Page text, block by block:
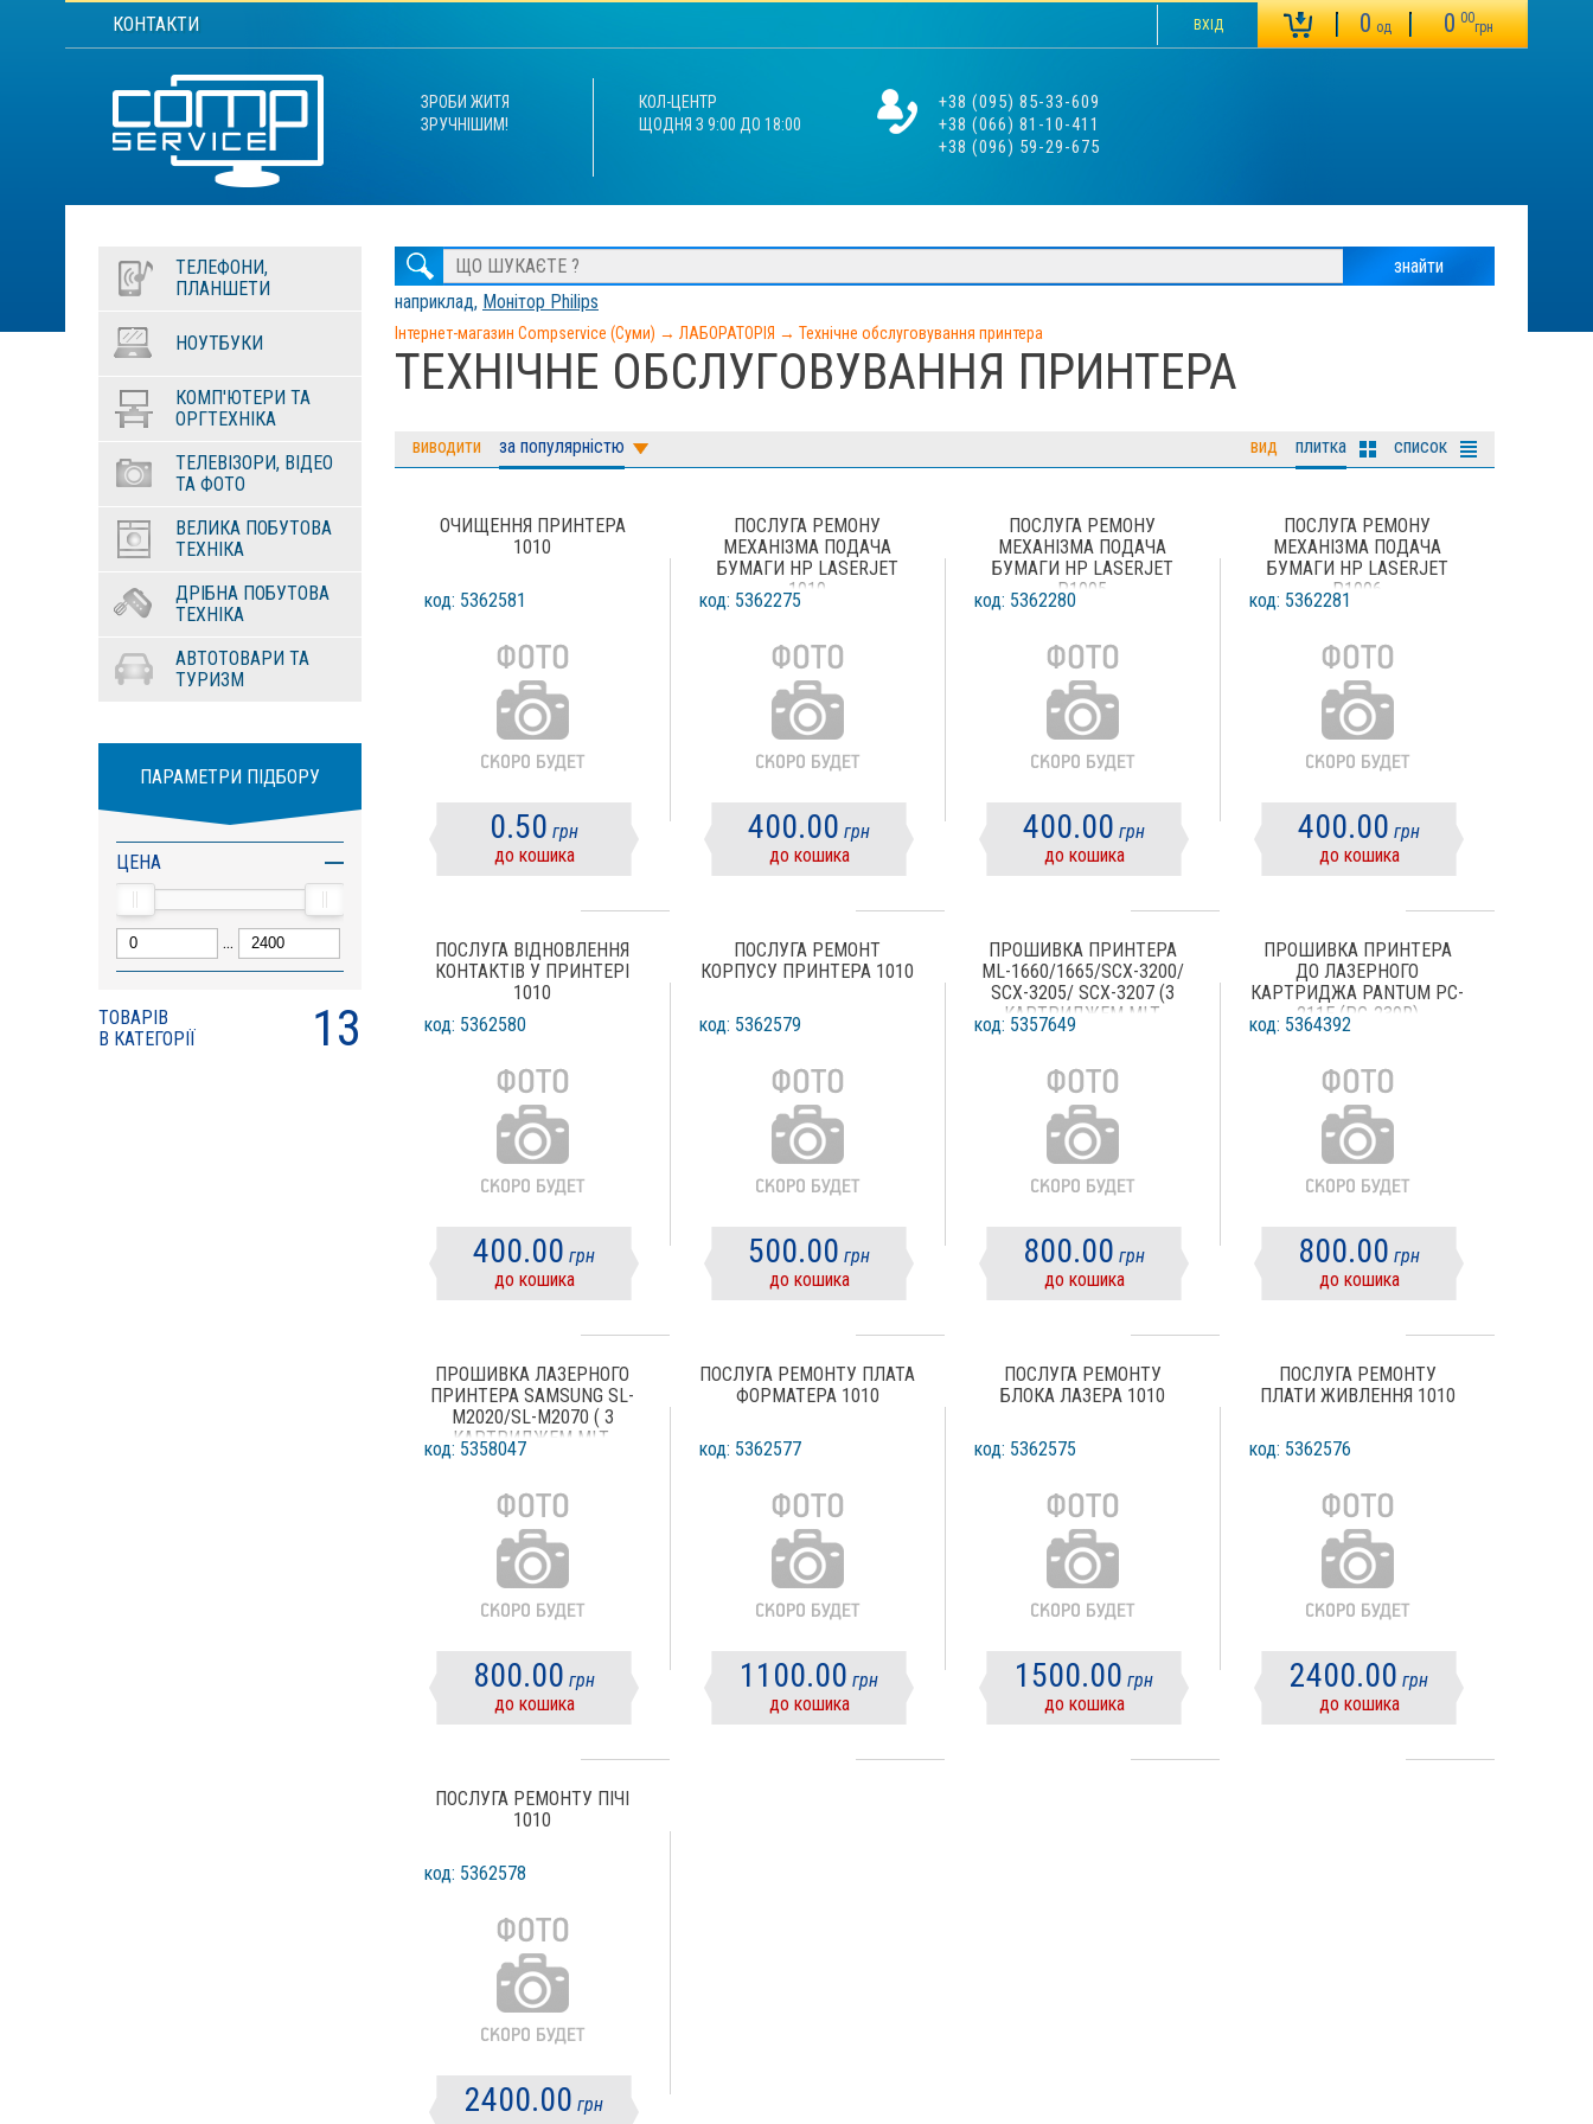
КОНТАКТИ ВХІД 0од 000
грн
ЗРОБИ ЖИТЯ
ЗРУЧНІШИМ!
КОЛ-ЦЕНТР
ЩОДНЯ З 9:00 ДО 18:00
+38 (095) 85-33-609
+38 (066) 81-10-411
+38 (096) 59-29-675
наприклад, Монітор Philips
ТЕЛЕФОНИ,
ПЛАНШЕТИ
НОУТБУКИ
КОМП'ЮТЕРИ ТА
ОРГТЕХНІКА
ТЕЛЕВІЗОРИ, ВІДЕО
ТА ФОТО
ВЕЛИКА ПОБУТОВА
ТЕХНІКА
ДРІБНА ПОБУТОВА
ТЕХНІКА
АВТОТОВАРИ ТА
ТУРИЗМ
ПАРАМЕТРИ ПІДБОРУ
ЦЕНА
...
ТОВАРІВ
В КАТЕГОРІЇ
13
Інтернет-магазин Compservice (Суми) → ЛАБОРАТОРІЯ → Технічне обслуговування принтера
ТЕХНІЧНЕ ОБСЛУГОВУВАННЯ ПРИНТЕРА
виводити за популярністю вид плитка список
ОЧИЩЕННЯ ПРИНТЕРА
1010
код: 5362581
0.50 грн
до кошика
ПОСЛУГА РЕМОНУ
МЕХАНІЗМА ПОДАЧА
БУМАГИ HP LASERJET
1010
код: 5362275
400.00 грн
до кошика
ПОСЛУГА РЕМОНУ
МЕХАНІЗМА ПОДАЧА
БУМАГИ HP LASERJET
P1005
код: 5362280
400.00 грн
до кошика
ПОСЛУГА РЕМОНУ
МЕХАНІЗМА ПОДАЧА
БУМАГИ HP LASERJET
P1006
код: 5362281
400.00 грн
до кошика
ПОСЛУГА ВІДНОВЛЕННЯ
КОНТАКТІВ У ПРИНТЕРІ
1010
код: 5362580
400.00 грн
до кошика
ПОСЛУГА РЕМОНТ
КОРПУСУ ПРИНТЕРА 1010
код: 5362579
500.00 грн
до кошика
ПРОШИВКА ПРИНТЕРА
ML-1660/1665/SCX-3200/
SCX-3205/ SCX-3207 (З
КАРТРИДЖЕМ MLT
D104S)
код: 5357649
800.00 грн
до кошика
ПРОШИВКА ПРИНТЕРА
ДО ЛАЗЕРНОГО
КАРТРИДЖА PANTUM PC-
211E (PC-230R)
код: 5364392
800.00 грн
до кошика
ПРОШИВКА ЛАЗЕРНОГО
ПРИНТЕРА SAMSUNG SL-
M2020/SL-M2070 ( З
КАРТРИДЖЕМ MLT-
D111S)
код: 5358047
800.00 грн
до кошика
ПОСЛУГА РЕМОНТУ ПЛАТА
ФОРМАТЕРА 1010
код: 5362577
1100.00 грн
до кошика
ПОСЛУГА РЕМОНТУ
БЛОКА ЛАЗЕРА 1010
код: 5362575
1500.00 грн
до кошика
ПОСЛУГА РЕМОНТУ
ПЛАТИ ЖИВЛЕННЯ 1010
код: 5362576
2400.00 грн
до кошика
ПОСЛУГА РЕМОНТУ ПІЧІ
1010
код: 5362578
2400.00 грн